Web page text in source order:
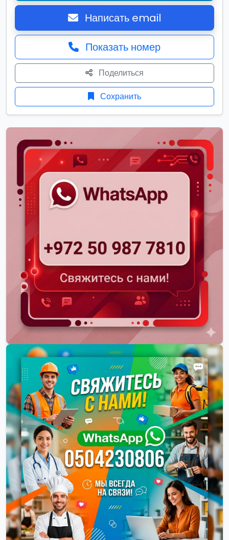
Написать email
Показать номер
Поделиться
Сохранить